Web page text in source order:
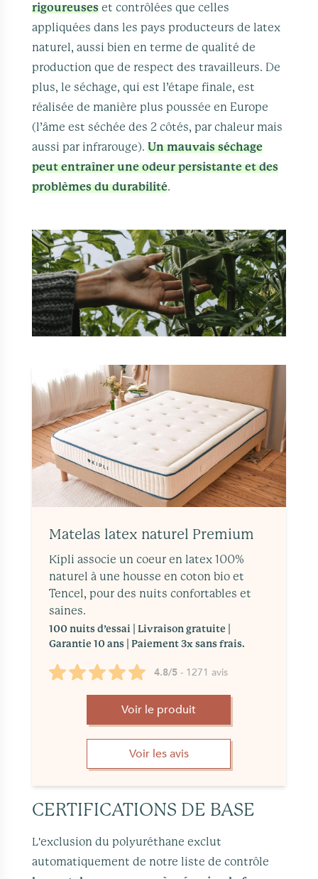
rigoureuses et contrôlées que celles
appliquées dans les pays producteurs de latex
naturel, aussi bien en terme de qualité de
production que de respect des travailleurs. De
plus, le séchage, qui est l’étape finale, est
réalisée de manière plus poussée en Europe
(l’âme est séchée des 2 côtés, par chaleur mais
aussi par infrarouge).Un mauvais séchage
peut entraîner une odeur persistante et des
problèmes du durabilité.
Matelas latex naturel Premium
Kipli associe un coeur en latex 100%
naturel à une housse en coton bio et
Tencel, pour des nuits confortables et
saines.
100 nuits d’essai | Livraison gratuite |
Garantie 10 ans | Paiement 3x sans frais.
4.8/5 - 1271 avis
Voir le produit
Voir les avis
CERTIFICATIONS DE BASE
L'exclusion du polyuréthane exclut
automatiquement de notre liste de contrôle